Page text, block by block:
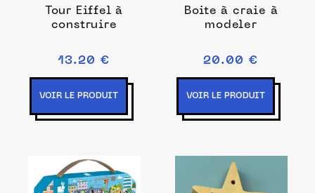
Tour Eiffel à
construire
13.20 €
VOIR LE PRODUIT
Boite à craie à
modeler
20.00 €
VOIR LE PRODUIT